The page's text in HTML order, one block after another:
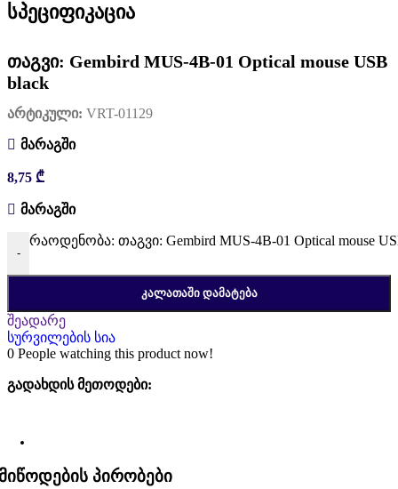
სპეციფიკაცია
თაგვი: Gembird MUS-4B-01 Optical mouse USB
black
არტიკული: VRT-01129
მარაგში
8,75 ₾
მარაგში
-
რაოდენობა: თაგვი: Gembird MUS-4B-01 Optical mouse
ᲙᲐᲚᲐᲗᲐᲨᲘ ᲓᲐᲛᲐᲢᲔᲑᲐ
შეადარე
სურვილების სია
0 People watching this product now!
გადახდის მეთოდები:
პირობები